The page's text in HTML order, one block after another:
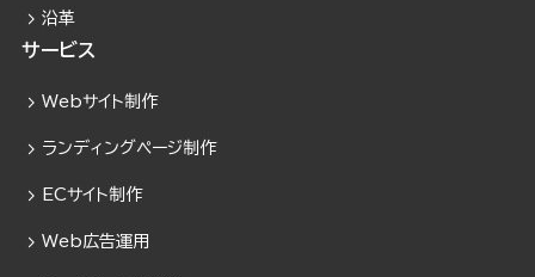
沿革
サービス
Webサイト制作
ランディングページ制作
ECサイト制作
Web広告運用